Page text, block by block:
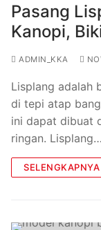
Pasang
Kanopi,
ADMIN_KKA
Lisplang adalah
di tepi atap
ini dapat dibuat
ringan. Lisplang…
SELENGKAPNYA